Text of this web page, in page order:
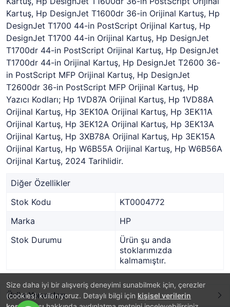
Size daha iyi bir alışveriş deneyimi sunabilmek için, çerezler
(cookies) kullanıyoruz. Detaylı bilgi için kişisel verilerin
Kartuş, Hp DesignJet T1600dr 36-in Orijinal Kartuş, Hp
DesignJet T1700 44-in PostScript Orijinal Kartuş, Hp
DesignJet T1700 44-in Orijinal Kartuş, Hp DesignJet
T1700dr 44-in PostScript Orijinal Kartuş, Hp DesignJet
T1700dr 44-in Orijinal Kartuş, Hp DesignJet T2600 36-
in PostScript MFP Orijinal Kartuş, Hp DesignJet
T2600dr 36-in PostScript MFP Orijinal Kartuş, Hp
Yazıcı Kodları; Hp 1VD87A Orijinal Kartuş, Hp 1VD88A
Orijinal Kartuş, Hp 3EK10A Orijinal Kartuş, Hp 3EK11A
Orijinal Kartuş, Hp 3EK12A Orijinal Kartuş, Hp 3EK13A
Orijinal Kartuş, Hp 3XB78A Orijinal Kartuş, Hp 3EK15A
Orijinal Kartuş, Hp W6B55A Orijinal Kartuş, Hp W6B56A
Orijinal Kartuş, 2024 Tarihlidir.
Diğer Özellikler
Stok Kodu
KT0004772
Marka
HP
Stok Durumu
Ürün şu anda
stoklarımızda
kalmamıştır.
Ürün Yorumları